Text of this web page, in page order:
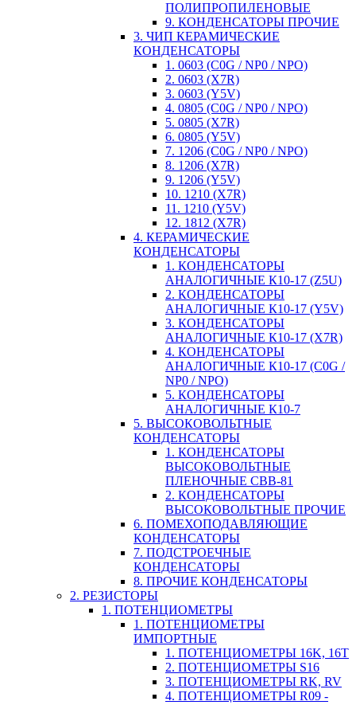
ПОЛИПРОПИЛЕНОВЫЕ
9. КОНДЕНСАТОРЫ ПРОЧИЕ
3. ЧИП КЕРАМИЧЕСКИЕ
КОНДЕНСАТОРЫ
1. 0603 (C0G / NP0 / NPO)
2. 0603 (X7R)
3. 0603 (Y5V)
4. 0805 (C0G / NP0 / NPO)
5. 0805 (X7R)
6. 0805 (Y5V)
7. 1206 (C0G / NP0 / NPO)
8. 1206 (X7R)
9. 1206 (Y5V)
10. 1210 (X7R)
11. 1210 (Y5V)
12. 1812 (X7R)
4. КЕРАМИЧЕСКИЕ
КОНДЕНСАТОРЫ
1. КОНДЕНСАТОРЫ
АНАЛОГИЧНЫЕ К10-17 (Z5U)
2. КОНДЕНСАТОРЫ
АНАЛОГИЧНЫЕ К10-17 (Y5V)
3. КОНДЕНСАТОРЫ
АНАЛОГИЧНЫЕ К10-17 (X7R)
4. КОНДЕНСАТОРЫ
АНАЛОГИЧНЫЕ К10-17 (C0G /
NP0 / NPO)
5. КОНДЕНСАТОРЫ
АНАЛОГИЧНЫЕ К10-7
5. ВЫСОКОВОЛЬТНЫЕ
КОНДЕНСАТОРЫ
1. КОНДЕНСАТОРЫ
ВЫСОКОВОЛЬТНЫЕ
ПЛЕНОЧНЫЕ CBB-81
2. КОНДЕНСАТОРЫ
ВЫСОКОВОЛЬТНЫЕ ПРОЧИЕ
6. ПОМЕХОПОДАВЛЯЮЩИЕ
КОНДЕНСАТОРЫ
7. ПОДСТРОЕЧНЫЕ
КОНДЕНСАТОРЫ
8. ПРОЧИЕ КОНДЕНСАТОРЫ
2. РЕЗИСТОРЫ
1. ПОТЕНЦИОМЕТРЫ
1. ПОТЕНЦИОМЕТРЫ
ИМПОРТНЫЕ
1. ПОТЕНЦИОМЕТРЫ 16K, 16T
2. ПОТЕНЦИОМЕТРЫ S16
3. ПОТЕНЦИОМЕТРЫ RK, RV
4. ПОТЕНЦИОМЕТРЫ R09 -